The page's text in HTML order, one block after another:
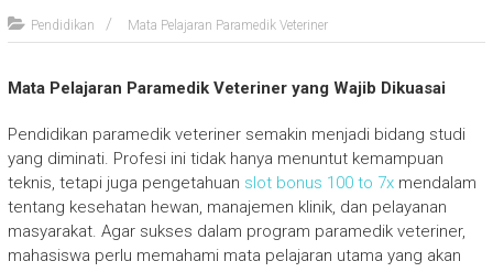
Pendidikan Mata Pelajaran Paramedik Veteriner
Mata Pelajaran Paramedik Veteriner yang Wajib Dikuasai
Pendidikan paramedik veteriner semakin menjadi bidang studi
yang diminati. Profesi ini tidak hanya menuntut kemampuan
teknis, tetapi juga pengetahuan slot bonus 100 to 7xmendalam
tentang kesehatan hewan, manajemen klinik, dan pelayanan
masyarakat. Agar sukses dalam program paramedik veteriner,
mahasiswa perlu memahami mata pelajaran utama yang akan